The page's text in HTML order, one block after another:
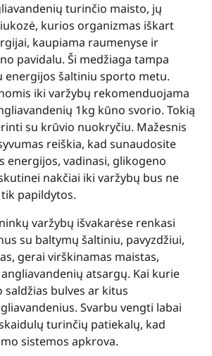
turinčio maisto, jų
kurios organizmas iškart
kaupiama raumenyse ir
pavidalu. Ši medžiaga tampa
energijos šaltiniu sporto metu.
iki varžybų rekomenduojama
1kg kūno svorio. Tokią
su krūvio nuokryčiu. Mažesnis
reiškia, kad sunaudosite
energijos, vadinasi, glikogeno
nakčiai iki varžybų bus ne
papildytos.
varžybų išvakarėse renkasi
su baltymų šaltiniu, pavyzdžiui,
gerai virškinamas maistas,
atsargų. Kai kurie
bulves ar kitus
Svarbu vengti labai
turinčių patiekalų, kad
sistemos apkrova.